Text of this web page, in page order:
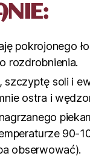
pokrojonego
rozdrobnienia.
szczyptę soli i
ostra i
90-
obserwować).